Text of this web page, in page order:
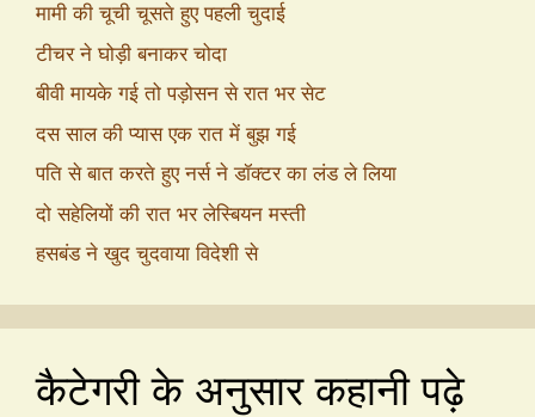
मामी की चूची चूसते हुए पहली चुदाई
टीचर ने घोड़ी बनाकर चोदा
बीवी मायके गई तो पड़ोसन से रात भर सेट
दस साल की प्यास एक रात में बुझ गई
पति से बात करते हुए नर्स ने डॉक्टर का लंड ले लिया
दो सहेलियों की रात भर लेस्बियन मस्ती
हसबंड ने खुद चुदवाया विदेशी से
कैटेगरी के अनुसार कहानी पढ़े